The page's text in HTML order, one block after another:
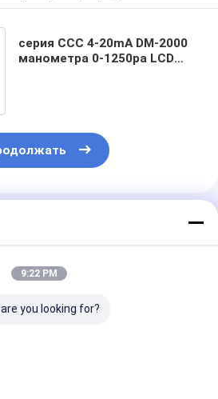
серия CCC 4-20mA DM-2000
манометра 0-1250pa LCD
Продукты
9:22 PM
you looking for?